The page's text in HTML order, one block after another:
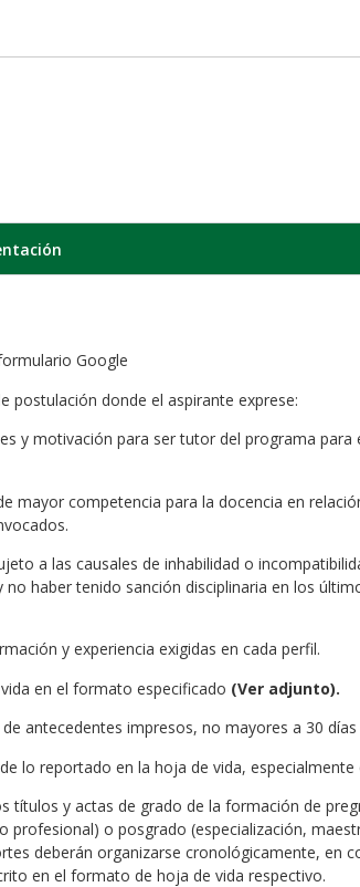
Google
postulación donde el aspirante exprese:
y motivación para ser tutor del programa para
mayor competencia para la docencia en
a las causales de inhabilidad o
no haber tenido sanción disciplinaria en los
y experiencia exigidas en cada perfil.
en el formato especificado (Ver adjunto).
antecedentes impresos, no mayores a 30 días
lo reportado en la hoja de vida, especialmente
títulos y actas de grado de la formación de
profesional) o posgrado (especialización,
deberán organizarse cronológicamente, en
en el formato de hoja de vida respectivo.